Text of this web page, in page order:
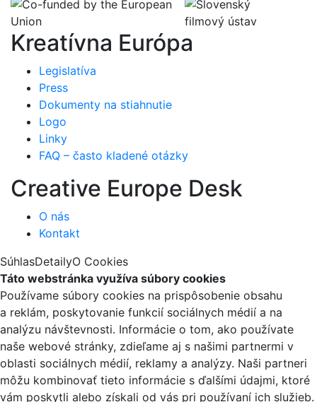
Kreatívna Európa
Legislatíva
Press
Dokumenty na stiahnutie
Logo
Linky
FAQ – často kladené otázky
Creative Europe Desk
O nás
Kontakt
SúhlasDetailyO Cookies
Táto webstránka využíva súbory cookies
Používame súbory cookies na prispôsobenie obsahu
a reklám, poskytovanie funkcií sociálnych médií a na
analýzu návštevnosti. Informácie o tom, ako používate
naše webové stránky, zdieľame aj s našimi partnermi v
oblasti sociálnych médií, reklamy a analýzy. Naši partneri
môžu kombinovať tieto informácie s ďalšími údajmi, ktoré
vám poskytli alebo získali od vás pri používaní ich služieb.